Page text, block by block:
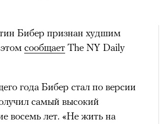
Бибер признан худшим
сообщает The NY Daily
года Бибер стал по версии
самый высокий
восемь лет. «Не жить на